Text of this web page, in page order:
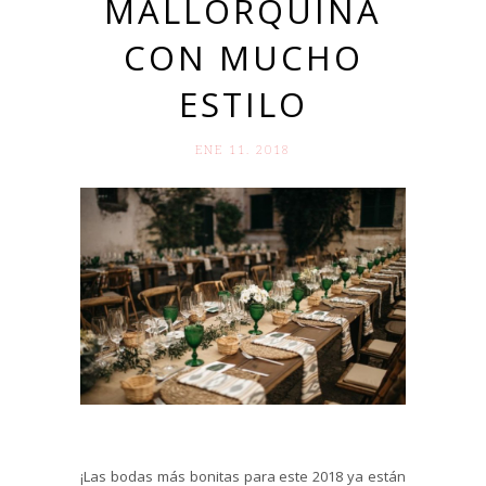
MALLORQUINA
CON MUCHO
ESTILO
ENE 11. 2018
¡Las bodas más bonitas para este 2018 ya están